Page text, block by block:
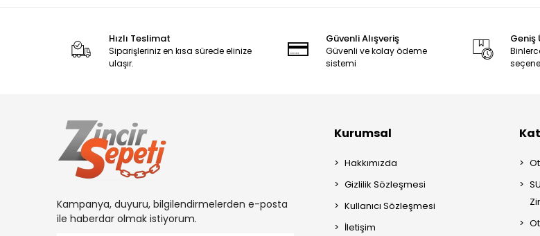
Hızlı Teslimat
Siparişleriniz en kısa sürede elinize
ulaşır.
Güvenli Alışveriş
Güvenli ve kolay ödeme
sistemi
Geniş
Kampanya, duyuru, bilgilendirmelerden e-posta
ile haberdar olmak istiyorum.
Kurumsal
Hakkımızda
Gizlilik Sözleşmesi
Kullanıcı Sözleşmesi
İletişim